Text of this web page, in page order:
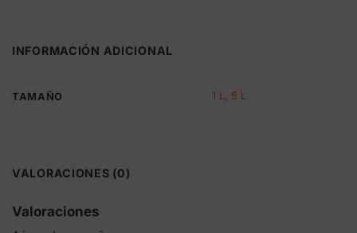
INFORMACIÓN ADICIONAL
TAMAÑO 1 L, 5 L
VALORACIONES (0)
Valoraciones